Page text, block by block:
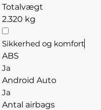
Totalvægt
2.320 kg
Sikkerhed og komfort
ABS
Ja
Android Auto
Ja
Antal airbags